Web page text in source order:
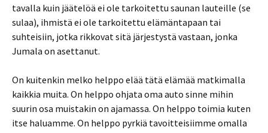
tavalla kuin jäätelöä ei ole tarkoitettu saunan lauteille (se
sulaa), ihmistä ei ole tarkoitettu elämäntapaan tai
suhteisiin, jotka rikkovat sitä järjestystä vastaan, jonka
Jumala on asettanut.
On kuitenkin melko helppo elää tätä elämää matkimalla
kaikkia muita. On helppo ohjata oma auto sinne mihin
suurin osa muistakin on ajamassa. On helppo toimia kuten
itse haluamme. On helppo pyrkiä tavoitteisiimme omalla